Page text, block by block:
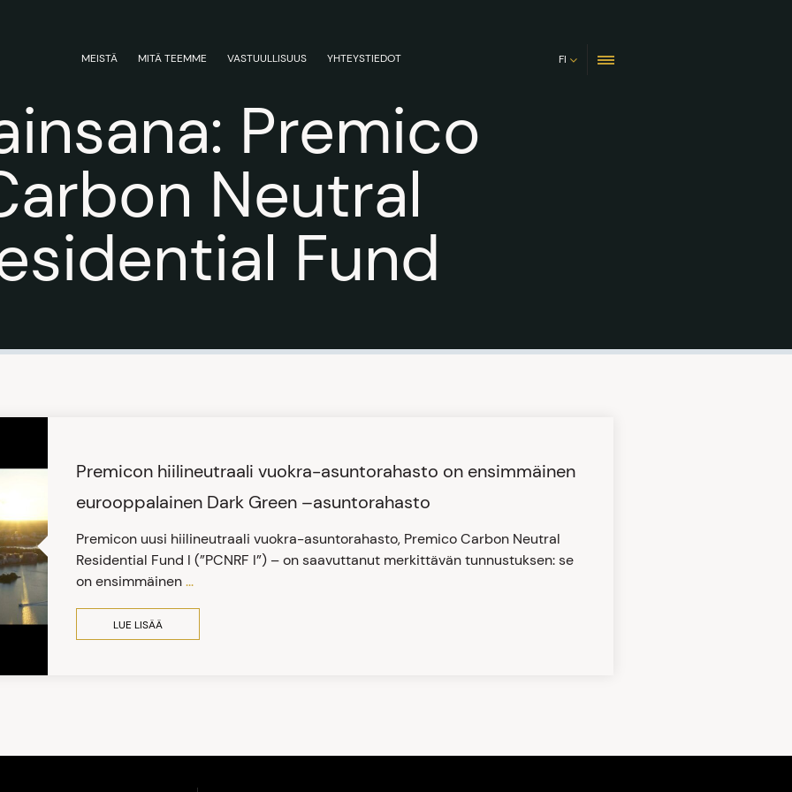
FI
MEISTÄ MITÄ TEEMME VASTUULLISUUS YHTEYSTIEDOT
Premico
Neutral
Fund
Premicon hiilineutraali vuokra-asuntorahasto on ensimmäinen
eurooppalainen Dark Green –asuntorahasto
Premicon uusi hiilineutraali vuokra-asuntorahasto, Premico Carbon Neutral
Residential Fund I (”PCNRF I”) – on saavuttanut merkittävän tunnustuksen: se
on ensimmäinen...
LUE LISÄÄ